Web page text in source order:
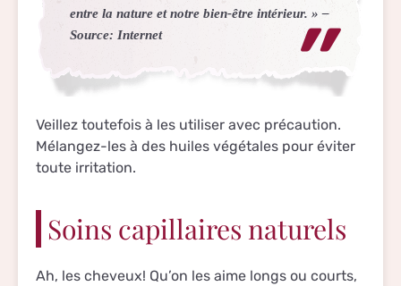
entre la nature et notre bien-être intérieur. » –
Source: Internet
Veillez toutefois à les utiliser avec précaution.
Mélangez-les à des huiles végétales pour éviter
toute irritation.
Soins capillaires naturels
Ah, les cheveux! Qu’on les aime longs ou courts,